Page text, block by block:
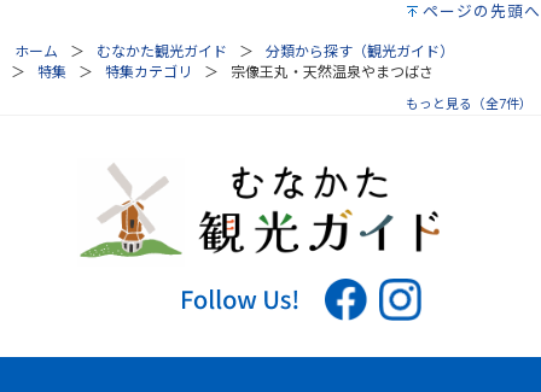
ページの先頭へ
ホーム むなかた観光ガイド
分類から探す（観光ガイド）
特集
特集カテゴリ 宗像王丸・天然温泉やまつばさ
もっと見る（全7件）